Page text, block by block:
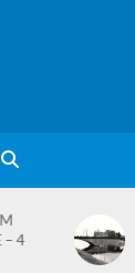
– 1